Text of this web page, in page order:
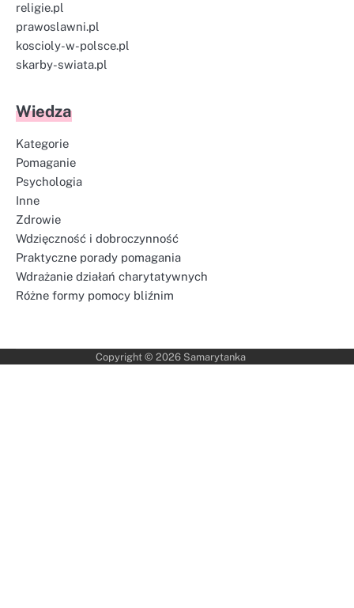
religie.pl
prawoslawni.pl
koscioly-w-polsce.pl
skarby-swiata.pl
Wiedza
Kategorie
Pomaganie
Psychologia
Inne
Zdrowie
Wdzięczność i dobroczynność
Praktyczne porady pomagania
Wdrażanie działań charytatywnych
Różne formy pomocy bliźnim
Copyright © 2026 Samarytanka